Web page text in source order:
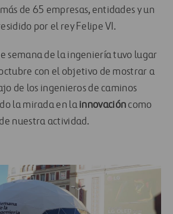
de 65 empresas, entidades y un
por el rey Felipe VI.
semana de la ingeniería tuvo lugar
con el objetivo de mostrar a
de los ingenieros de caminos
la mirada en la innovación como
nuestra actividad.